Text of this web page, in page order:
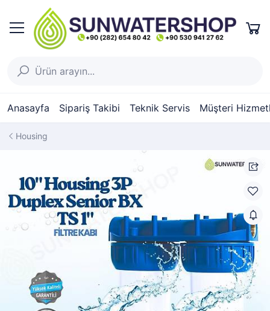
Anasayfa Sipariş Takibi Teknik Servis Müşteri
Housing